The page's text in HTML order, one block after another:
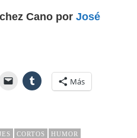
Cano por José
Más
CORTOS
HUMOR